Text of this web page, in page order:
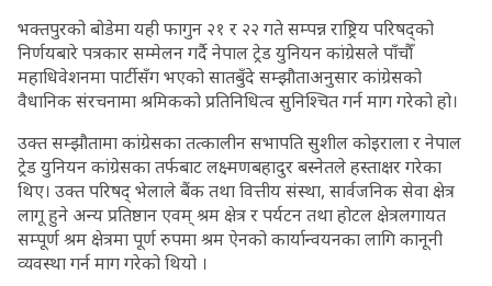
भक्तपुरको बोडेमा यही फागुन २१ र २२ गते सम्पन्न राष्ट्रिय परिषद्को
निर्णयबारे पत्रकार सम्मेलन गर्दै नेपाल ट्रेड युनियन कांग्रेसले पाँचौँ
महाधिवेशनमा पार्टीसँग भएको सातबुँदे सम्झौताअनुसार कांग्रेसको
वैधानिक संरचनामा श्रमिकको प्रतिनिधित्व सुनिश्चित गर्न माग गरेको हो।
उक्त सम्झौतामा कांग्रेसका तत्कालीन सभापति सुशील कोइराला र नेपाल
ट्रेड युनियन कांग्रेसका तर्फबाट लक्ष्मणबहादुर बस्नेतले हस्ताक्षर गरेका
थिए। उक्त परिषद् भेलाले बैंक तथा वित्तीय संस्था, सार्वजनिक सेवा क्षेत्र
लागू हुने अन्य प्रतिष्ठान एवम् श्रम क्षेत्र र पर्यटन तथा होटल क्षेत्रलगायत
सम्पूर्ण श्रम क्षेत्रमा पूर्ण रुपमा श्रम ऐनको कार्यान्वयनका लागि कानूनी
व्यवस्था गर्न माग गरेको थियो ।